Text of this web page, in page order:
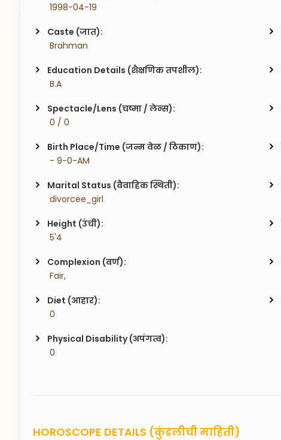
1998-04-19
Caste (जात):
Brahman
Education Details (शैक्षणिक तपशील):
B.A
Spectacle/Lens (चष्मा / लेन्स):
0 / 0
Birth Place/Time (जन्म वेळ / ठिकाण):
- 9-0-AM
Marital Status (वैवाहिक स्थिती):
divorcee_girl
Height (उंची):
5'4
Complexion (वर्ण):
Fair,
Diet (आहार):
0
Physical Disability (अपंगत्व):
0
HOROSCOPE DETAILS (कुंडलीची माहिती)